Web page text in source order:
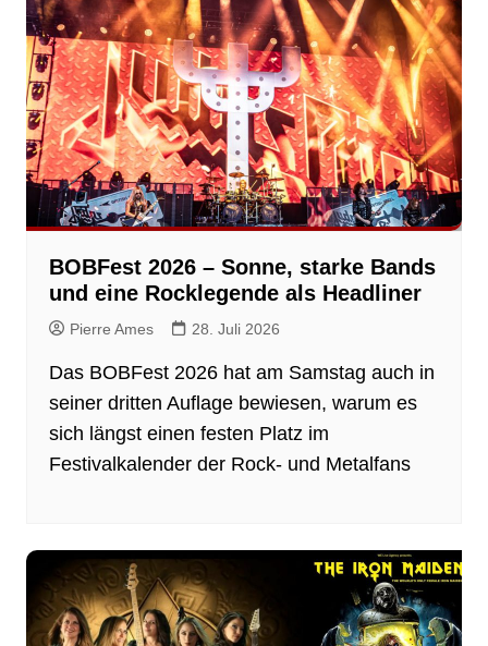
BOBFest 2026 – Sonne, starke Bands
und eine Rocklegende als Headliner
Pierre Ames 28. Juli 2026
Das BOBFest 2026 hat am Samstag auch in
seiner dritten Auflage bewiesen, warum es
sich längst einen festen Platz im
Festivalkalender der Rock- und Metalfans